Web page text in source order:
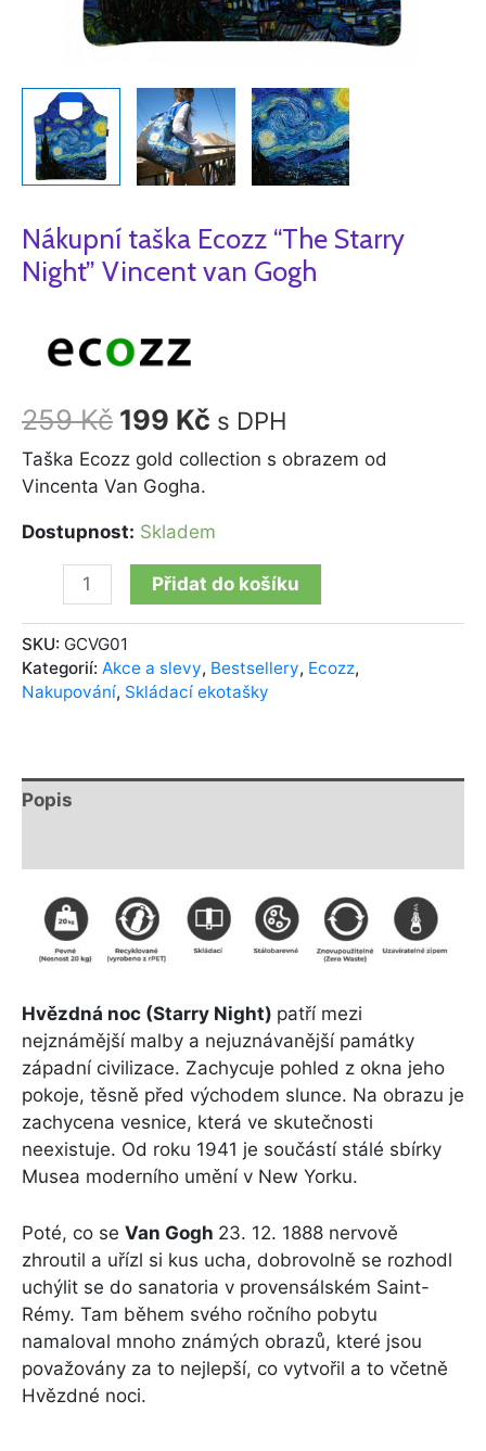
Nákupní taška Ecozz “The Starry
Night” Vincent van Gogh
259Kč 199 Kč s DPH
Taška Ecozz gold collection s obrazem od
Vincenta Van Gogha.
Dostupnost: Skladem
Přidat do košíku
SKU: GCVG01
Kategorií: Akce a slevy, Bestsellery, Ecozz,
Nakupování, Skládací ekotašky
Popis
Hvězdná noc (Starry Night) patří mezi
nejznámější malby a nejuznávanější památky
západní civilizace. Zachycuje pohled z okna jeho
pokoje, těsně před východem slunce. Na obrazu je
zachycena vesnice, která ve skutečnosti
neexistuje. Od roku 1941 je součástí stálé sbírky
Musea moderního umění v New Yorku.
Poté, co se Van Gogh 23. 12. 1888 nervově
zhroutil a uřízl si kus ucha, dobrovolně se rozhodl
uchýlit se do sanatoria v provensálském Saint-
Rémy. Tam během svého ročního pobytu
namaloval mnoho známých obrazů, které jsou
považovány za to nejlepší, co vytvořil a to včetně
Hvězdné noci.